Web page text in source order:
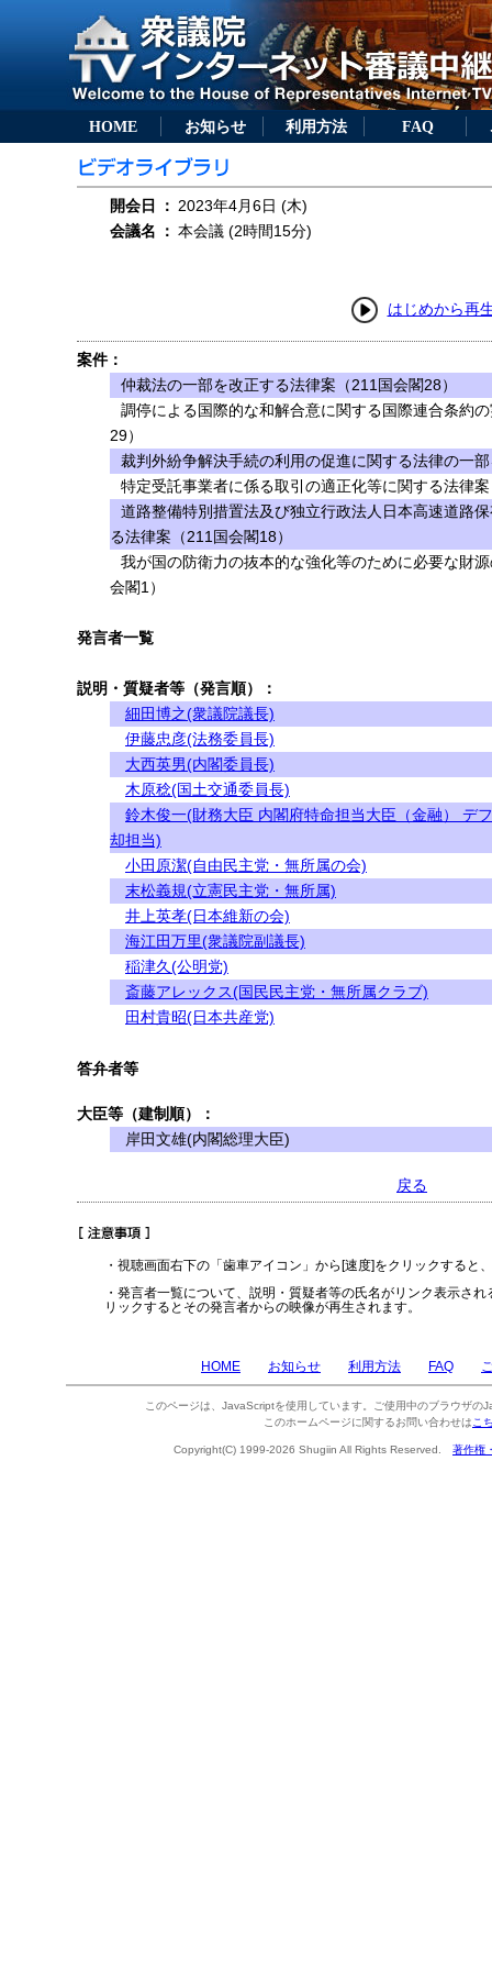
HOME お知らせ 利用方法 FAQ
開会日 ： 2023年4月6日 (木)
会議名
： 本会議 (2時間15分)
はじめから再
案件：
仲裁法の一部を改正する法律案（211国会閣28）
調停による国際的な和解合意に関する国際連合条約
29）
裁判外紛争解決手続の利用の促進に関する法律の一
特定受託事業者に係る取引の適正化等に関する法律
道路整備特別措置法及び独立行政法人日本高速道路
る法律案（211国会閣18）
我が国の防衛力の抜本的な強化等のために必要な財
会閣1）
発言者一覧
説明・質疑者等（発言順）：
細田博之(衆議院議長)
伊藤忠彦(法務委員長)
大西英男(内閣委員長)
木原稔(国土交通委員長)
鈴木俊一(財務大臣 内閣府特命担当大臣（金融） デ
却担当)
小田原潔(自由民主党・無所属の会)
末松義規(立憲民主党・無所属)
井上英孝(日本維新の会)
海江田万里(衆議院副議長)
稲津久(公明党)
斎藤アレックス(国民民主党・無所属クラブ)
田村貴昭(日本共産党)
答弁者等
大臣等（建制順）：
岸田文雄(内閣総理大臣)
戻る
・視聴画面右下の「歯車アイコン」から[速度]をクリックすると
・発言者一覧について、説明・質疑者等の氏名がリンク表示さ
リックするとその発言者からの映像が再生されます。
HOME お知らせ 利用方法 FAQ
このページは、JavaScriptを使用しています。ご使用中のブラウザの
このホームページに関するお問い合わせは こ
Copyright(C) 1999-2026 Shugiin All Rights Reserved. 著作権